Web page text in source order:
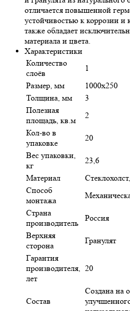
отличается повышенной
устойчивостью к коррозии и
также обладает
материала и цвета.
Характеристики
Количество
слоёв
1
Размер, мм
1000х250
Толщина, мм
3
Полезная
площадь, кв.м
2
Кол-во в
упаковке
20
Вес упаковки,
кг
23,6
Материал
Способ
монтажа
Страна
производитель
Россия
Верхняя
сторона
Гранулят
Гарантия
производителя,
лет
20
Состав
Создана на